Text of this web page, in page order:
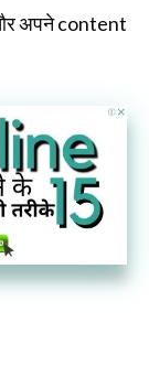
अपने content